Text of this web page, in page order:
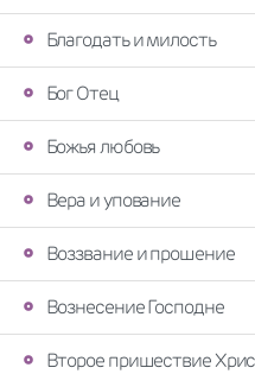
Благодать и милость
Бог Отец
Божья любовь
Вера и упование
Воззвание и прошение
Вознесение Господне
Второе пришествие